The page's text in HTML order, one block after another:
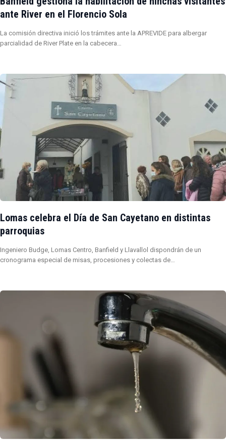
ante River en el Florencio Sola
La comisión directiva inició los trámites ante la APREVIDE para albergar
parcialidad de River Plate en la cabecera…
Lomas celebra el Día de San Cayetano en distintas
parroquias
Ingeniero Budge, Lomas Centro, Banfield y Llavallol dispondrán de un
cronograma especial de misas, procesiones y colectas de…